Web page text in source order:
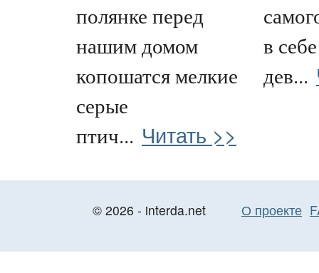
полянке перед
нашим домом
копошатся мелкие
серые
птич... Читать >>
в
дев...
© 2026 - interda.net О проекте